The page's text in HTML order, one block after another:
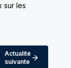
sur les
Actualité
suivante